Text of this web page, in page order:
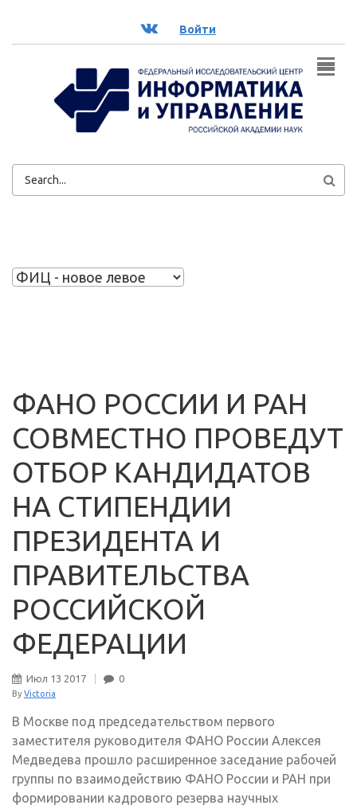
ВК Войти
ФОРМА
ФАНО РОССИИ И РАН
СОВМЕСТНО ПРОВЕДУТ
ОТБОР КАНДИДАТОВ
НА СТИПЕНДИИ
ПРЕЗИДЕНТА И
ПРАВИТЕЛЬСТВА
РОССИЙСКОЙ
ФЕДЕРАЦИИ
Июл 13 2017 0
By Victoria
В Москве под председательством первого
заместителя руководителя ФАНО России Алексея
Медведева прошло расширенное заседание рабочей
группы по взаимодействию ФАНО России и РАН при
формировании кадрового резерва научных